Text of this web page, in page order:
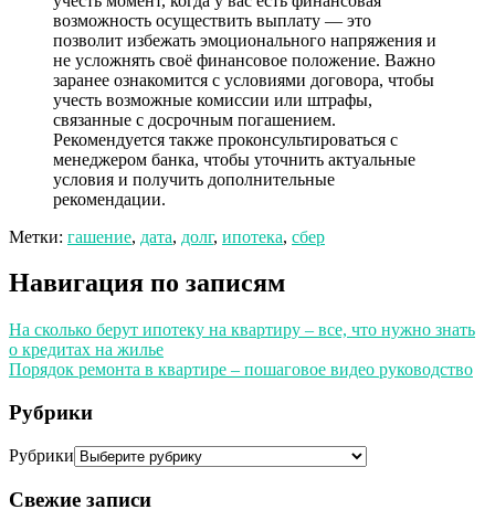
возможность осуществить выплату — это
позволит избежать эмоционального напряжения и
не усложнять своё финансовое положение. Важно
заранее ознакомится с условиями договора, чтобы
учесть возможные комиссии или штрафы,
связанные с досрочным погашением.
Рекомендуется также проконсультироваться с
менеджером банка, чтобы уточнить актуальные
условия и получить дополнительные
рекомендации.
Метки: гашение, дата, долг, ипотека, сбер
Навигация по записям
На сколько берут ипотеку на квартиру – все, что нужно знать
о кредитах на жилье
Порядок ремонта в квартире – пошаговое видео руководство
Рубрики
Рубрики
Свежие записи